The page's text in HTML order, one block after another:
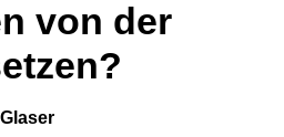
von der